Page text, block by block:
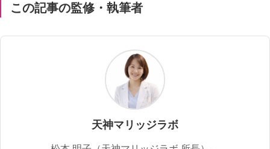
この記事の監修・執筆者
天神マリッジラボ